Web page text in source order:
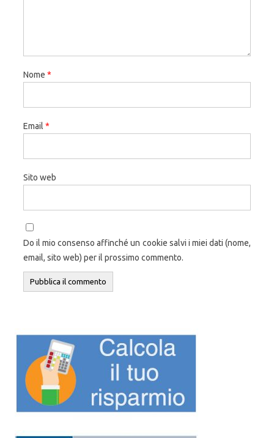
Nome *
Email *
Sito web
Do il mio consenso affinché un cookie salvi i miei dati (nome,
email, sito web) per il prossimo commento.